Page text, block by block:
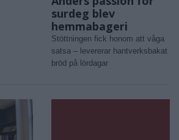
surdeg blev
hemmabageri
Stöttningen fick honom att våga
satsa – levererar hantverksbakat
bröd på lördagar